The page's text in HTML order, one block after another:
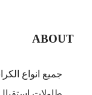
ABOUT
جميع انواع